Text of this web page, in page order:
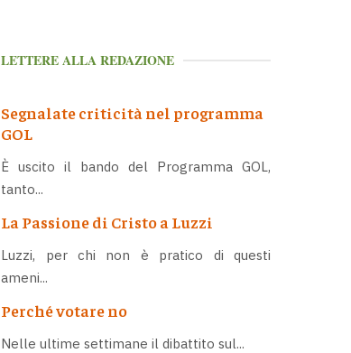
LETTERE ALLA REDAZIONE
Segnalate criticità nel programma
GOL
È uscito il bando del Programma GOL,
tanto...
La Passione di Cristo a Luzzi
Luzzi, per chi non è pratico di questi
ameni...
Perché votare no
Nelle ultime settimane il dibattito sul...